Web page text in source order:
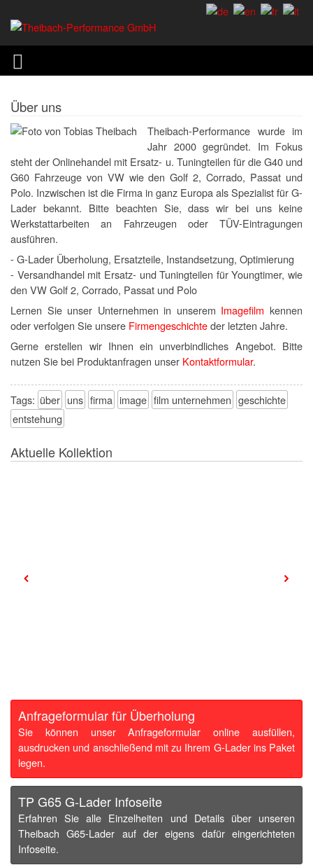
Über uns
Theibach-Performance wurde im
Jahr 2000 gegründet. Im Fokus
steht der Onlinehandel mit Ersatz- u. Tuningteilen für die G40 und
G60 Fahrzeuge von VW wie den Golf 2, Corrado, Passat und
Polo. Inzwischen ist die Firma in ganz Europa als Spezialist für G-
Lader bekannt. Bitte beachten Sie, dass wir bei uns keine
Werkstattarbeiten an Fahrzeugen oder TÜV-Eintragungen
ausführen.
- G-Lader Überholung, Ersatzteile, Instandsetzung, Optimierung
- Versandhandel mit Ersatz- und Tuningteilen für Youngtimer, wie
den VW Golf 2, Corrado, Passat und Polo
Lernen Sie unser Unternehmen in unserem Imagefilm kennen
oder verfolgen Sie unsere Firmengeschichteder letzten Jahre.
Gerne erstellen wir Ihnen ein unverbindliches Angebot. Bitte
nutzen Sie bei Produktanfragen unser Kontaktformular.
Tags: über uns firma image film unternehmen geschichte
entstehung
Aktuelle Kollektion
Anfrageformular für Überholung
Sie können unser Anfrageformular online ausfüllen,
ausdrucken und anschließend mit zu Ihrem G-Lader ins Paket
legen.
TP G65 G-Lader Infoseite
Erfahren Sie alle Einzelheiten und Details über unseren
Theibach G65-Lader auf der eigens dafür eingerichteten
Infoseite.